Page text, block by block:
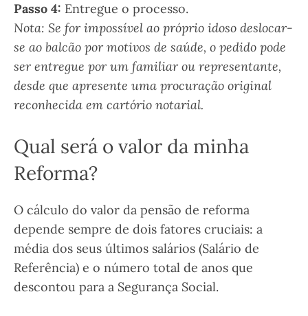
Passo 4: Entregue o processo.
Nota: Se for impossível ao próprio idoso deslocar-
se ao balcão por motivos de saúde, o pedido pode
ser entregue por um familiar ou representante,
desde que apresente uma procuração original
reconhecida em cartório notarial.
Qual será o valor da minha
Reforma?
O cálculo do valor da pensão de reforma
depende sempre de dois fatores cruciais: a
média dos seus últimos salários (Salário de
Referência) e o número total de anos que
descontou para a Segurança Social.